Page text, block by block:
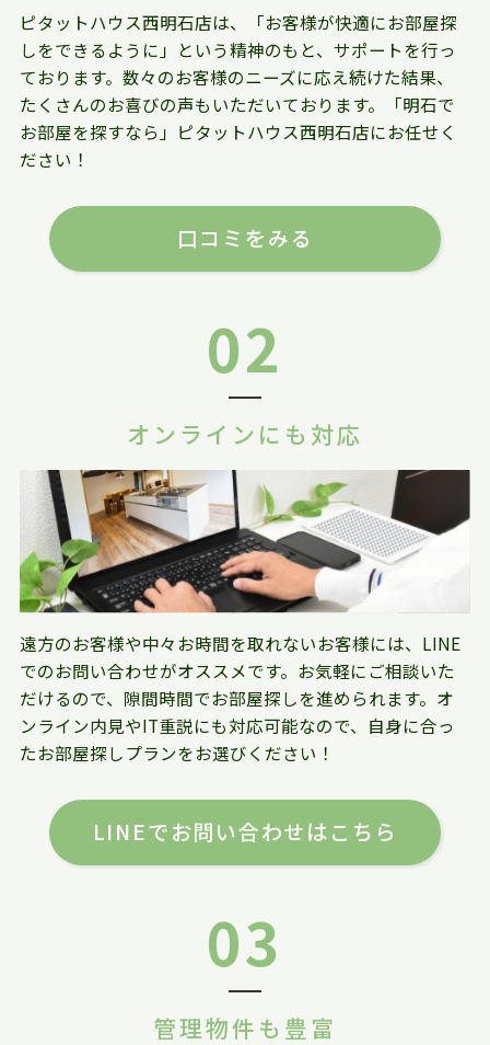
ピタットハウス西明石店は、「お客様が快適にお部屋探
しをできるように」という精神のもと、サポートを行っ
ております。数々のお客様のニーズに応え続けた結果、
たくさんのお喜びの声もいただいております。「明石で
お部屋を探すなら」ピタットハウス西明石店にお任せく
ださい！
口コミをみる
02
オンラインにも対応
遠方のお客様や中々お時間を取れないお客様には、LINE
でのお問い合わせがオススメです。お気軽にご相談いた
だけるので、隙間時間でお部屋探しを進められます。オ
ンライン内見やIT重説にも対応可能なので、自身に合っ
たお部屋探しプランをお選びください！
LINEでお問い合わせはこちら
03
管理物件も豊富